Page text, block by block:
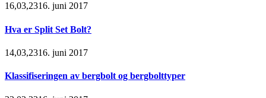
16,03,2316. juni 2017
Hva er Split Set Bolt?
14,03,2316. juni 2017
Klassifiseringen av bergbolt og bergbolttyper